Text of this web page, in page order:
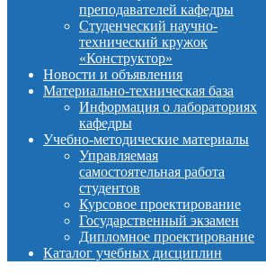
преподавателей кафедры
Студенческий научно-
технический кружок
«Конструктор»
Новости и объявления
Материально-техническая база
Информация о лабораториях
кафедры
Учебно-методические материалы
Управляемая
самостоятельная работа
студентов
Курсовое проектирование
Государственный экзамен
Дипломное проектирование
Каталог учебных дисциплин